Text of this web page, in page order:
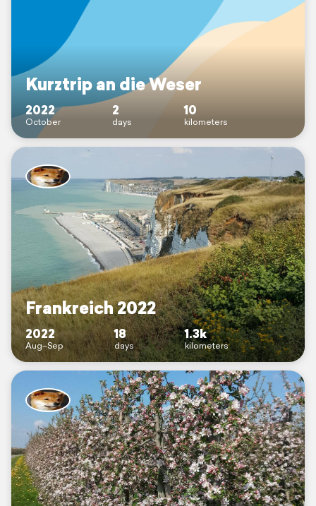
Kurztrip an die Weser
2022
October
2
days
10
kilometers
Frankreich 2022
2022
Aug–Sep
18
days
1.3k
kilometers